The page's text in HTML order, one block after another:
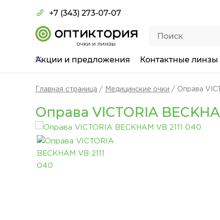
+7 (343) 273-07-07
Акции и предложения Контактные линзы
Главная страница Медицинские очки Оправа
Оправа VICTORIA